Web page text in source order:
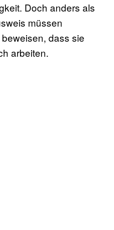
Doch anders als
müssen
dass sie
arbeiten.